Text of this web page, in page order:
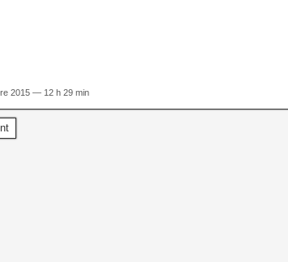
2015 — 12 h 29 min